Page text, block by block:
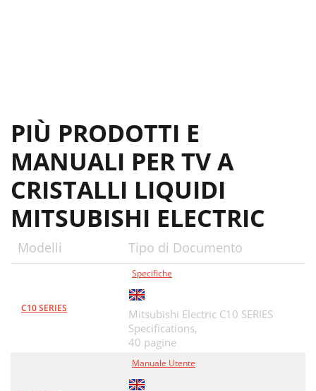
PIÙ PRODOTTI E
MANUALI PER TV A
CRISTALLI LIQUIDI
MITSUBISHI ELECTRIC
Modelli Tipo di Documento
C10 SERIES
Specifiche
Mitsubishi Electric C10 SERIES
Specifications,
40 pagine
Manuale Utente